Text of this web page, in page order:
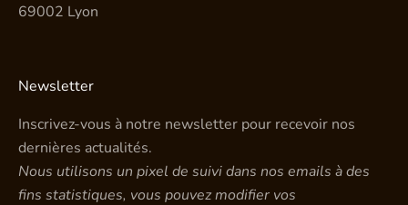
69002 Lyon
Newsletter
Inscrivez-vous à notre newsletter pour recevoir nos
dernières actualités.
Nous utilisons un pixel de suivi dans nos emails à des
fins statistiques, vous pouvez modifier vos